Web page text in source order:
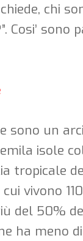
chi
Cosi’ sono
sono un
isole
tropicale
vivono
del 50%
ha meno